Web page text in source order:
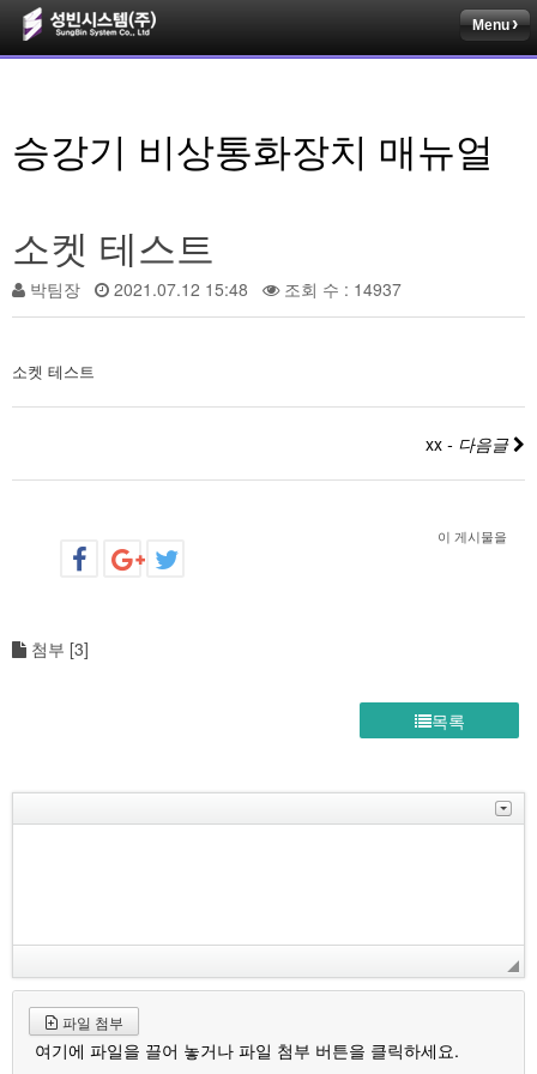
Menu
승강기 비상통화장치 매뉴얼
소켓 테스트
박팀장 2021.07.12 15:48 조회 수 : 14937
소켓 테스트
xx - 다음글
이 게시물을
첨부 [3]
목록
파일 첨부
여기에 파일을 끌어 놓거나 파일 첨부 버튼을 클릭하세요.